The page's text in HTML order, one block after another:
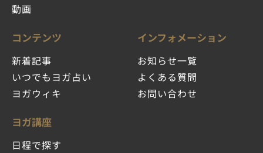
動画
コンテンツ
新着記事
いつでもヨガ占い
ヨガウィキ
ヨガ講座
日程で探す
インフォメーション
お知らせ一覧
よくある質問
お問い合わせ